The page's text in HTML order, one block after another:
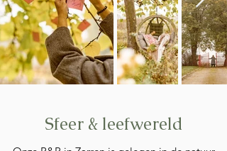
Sfeer & leefwereld